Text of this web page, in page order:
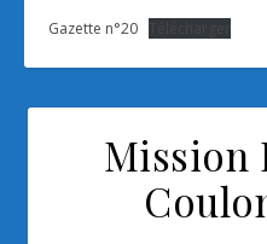
Gazette n°20
Mission